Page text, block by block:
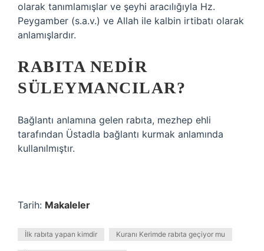
olarak tanımlamışlar ve şeyhi aracılığıyla Hz.
Peygamber (s.a.v.) ve Allah ile kalbin irtibatı olarak
anlamışlardır.
RABITA NEDIR
SÜLEYMANCILAR?
Bağlantı anlamına gelen rabıta, mezhep ehli
tarafından Üstadla bağlantı kurmak anlamında
kullanılmıştır.
Tarih: Makaleler
İlk rabıta yapan kimdir Kuranı Kerimde rabıta geçiyor mu